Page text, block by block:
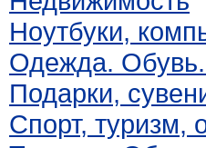
Ноутбуки,
Одежда.
Подарки,
Спорт, туризм,